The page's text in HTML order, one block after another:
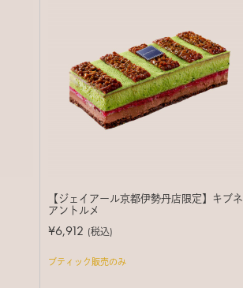
【ジェイアール京都伊勢丹店限定】キブネ
アントルメ
¥6,912 (税込)
ブティック販売のみ